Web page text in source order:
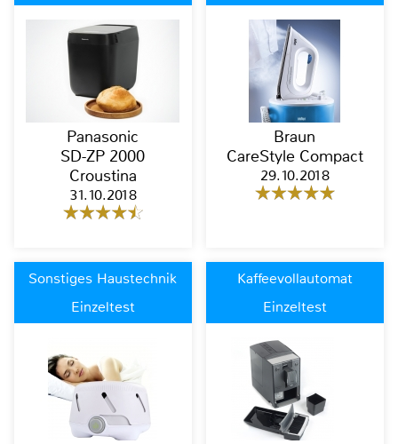
Panasonic
SD-ZP 2000
Croustina
31.10.2018
Braun
CareStyle Compact
29.10.2018
Sonstiges Haustechnik
Einzeltest
Kaffeevollautomat
Einzeltest